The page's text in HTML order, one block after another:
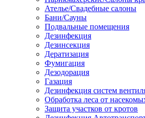
Ателье/Свадебные салоны
Бани/Сауны
Подвальные помещения
Дезинфекция
Дезинсекция
Дератизация
Фумигация
Дезодорация
Газация
Дезинфекция систем
Обработка леса от
Защита участков от кротов